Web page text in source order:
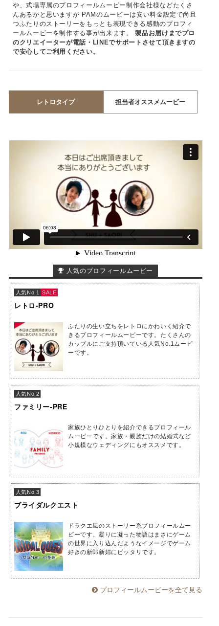
や、式場専属のプロフィールムービー制作会社様などたくさ
んあるかと思いますが PAMのムービーは安い料金設定で尚且
つふたりのストーリーをもっとも表現できる感動のプロフィ
ールムービーを制作する事が出来ます。製品お届けまでプロ
のクリエイーターが電話・LINEでサポートさせて頂きますの
で安心してご利用ください。
レトロタイプ 担当者オススメムービー
人気のプロフィールムービー
人気No.1 SALE
レトロ-PRO
ふたりの生い立ちをレトロにかわいく紹介で
きるプロフィールムービーです。たくさんの
カップルにご支持頂いている人気No.1ムービ
ーです。
人気No.2
ファミリー-PRE
家族ひとりひとりを紹介できるプロフィール
ムービーです。家族・親族だけの結婚式など
小規模なウェディングにもオススメです。
人気No.3
ブライダルクエスト
ドラクエ風のストーリー系プロフィールムー
ビーです。凝りに凝った物語はまさにゲーム
の世界に入り込んだようなイメージでゲーム
好きの新郎新婦にピッタリです。
プロフィールムービーを全て見る